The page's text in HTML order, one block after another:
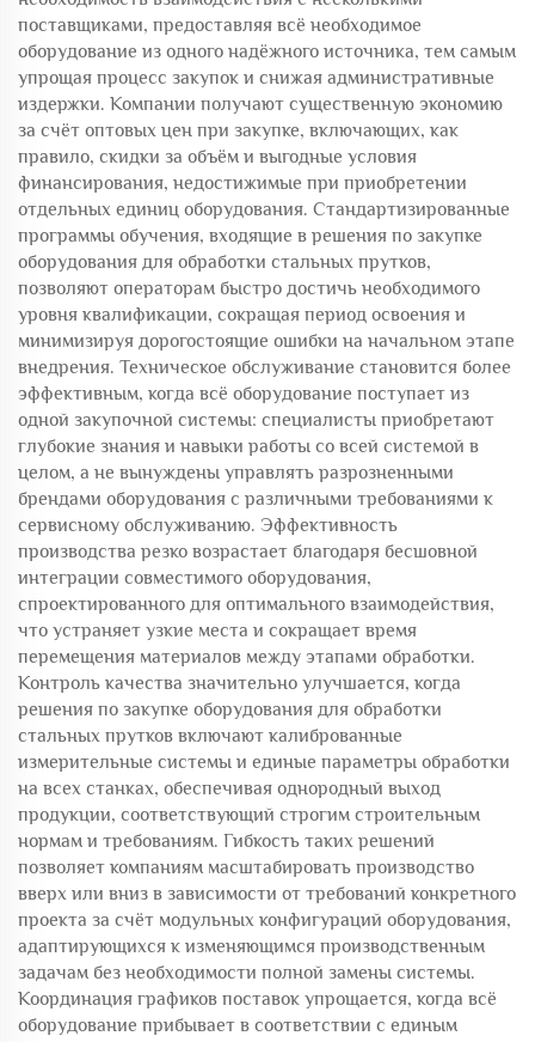
поставщиками, предоставляя всё необходимое
оборудование из одного надёжного источника, тем самым
упрощая процесс закупок и снижая административные
издержки. Компании получают существенную экономию
за счёт оптовых цен при закупке, включающих, как
правило, скидки за объём и выгодные условия
финансирования, недостижимые при приобретении
отдельных единиц оборудования. Стандартизированные
программы обучения, входящие в решения по закупке
оборудования для обработки стальных прутков,
позволяют операторам быстро достичь необходимого
уровня квалификации, сокращая период освоения и
минимизируя дорогостоящие ошибки на начальном этапе
внедрения. Техническое обслуживание становится более
эффективным, когда всё оборудование поступает из
одной закупочной системы: специалисты приобретают
глубокие знания и навыки работы со всей системой в
целом, а не вынуждены управлять разрозненными
брендами оборудования с различными требованиями к
сервисному обслуживанию. Эффективность
производства резко возрастает благодаря бесшовной
интеграции совместимого оборудования,
спроектированного для оптимального взаимодействия,
что устраняет узкие места и сокращает время
перемещения материалов между этапами обработки.
Контроль качества значительно улучшается, когда
решения по закупке оборудования для обработки
стальных прутков включают калиброванные
измерительные системы и единые параметры обработки
на всех станках, обеспечивая однородный выход
продукции, соответствующий строгим строительным
нормам и требованиям. Гибкость таких решений
позволяет компаниям масштабировать производство
вверх или вниз в зависимости от требований конкретного
проекта за счёт модульных конфигураций оборудования,
адаптирующихся к изменяющимся производственным
задачам без необходимости полной замены системы.
Координация графиков поставок упрощается, когда всё
оборудование прибывает в соответствии с единым